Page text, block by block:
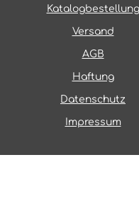
Katalogbestellung
Versand
AGB
Haftung
Datenschutz
Impressum